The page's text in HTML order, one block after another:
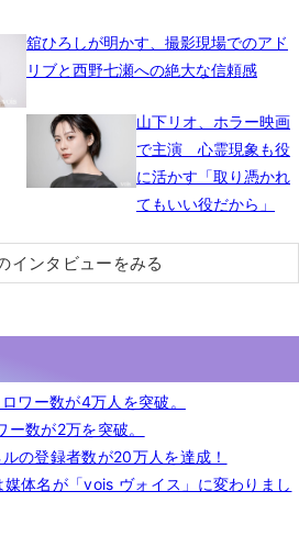
舘ひろしが明かす、撮影現場でのアド
リブと西野七瀬への絶大な信頼感
山下リオ、ホラー映画
で主演 心霊現象も役
に活かす「取り憑かれ
てもいい役だから」
インタビューをみる
ー数が4万人を突破。
数が2万を突破。
の登録者数が20万人を達成！
名が「vois ヴォイス」に変わりまし